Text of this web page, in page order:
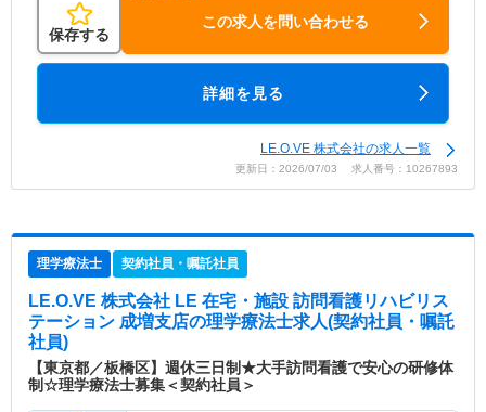
保存する
この求人を問い合わせる
詳細を見る
LE.O.VE 株式会社の求人一覧
更新日：2026/07/03 求人番号：10267893
理学療法士 契約社員・嘱託社員
LE.O.VE 株式会社 LE 在宅・施設 訪問看護リハビリス
テーション 成増支店の理学療法士求人(契約社員・嘱託
社員)
【東京都／板橋区】週休三日制★大手訪問看護で安心の研修体
制☆理学療法士募集＜契約社員＞